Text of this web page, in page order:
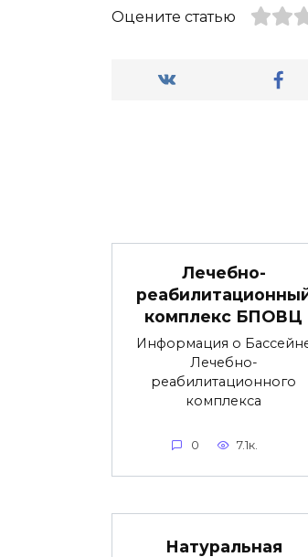
Оцените статью
Лечебно-
комплекс БПОВЦ
Информация о
Лечебно-
реабилитационного
комплекса
0 7.1к.
Натуральная